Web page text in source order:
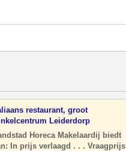
restaurant, groot
Leiderdorp
Horeca Makelaardij biedt
In prijs verlaagd . . . Vraagprijs